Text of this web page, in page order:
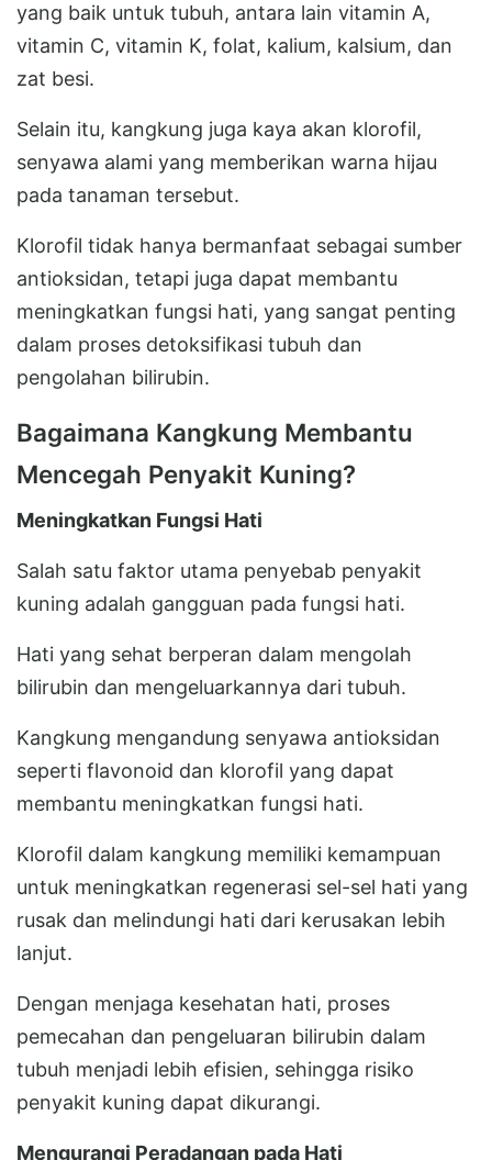
yang baik untuk tubuh, antara lain vitamin A,
vitamin C, vitamin K, folat, kalium, kalsium, dan
zat besi.
Selain itu, kangkung juga kaya akan klorofil,
senyawa alami yang memberikan warna hijau
pada tanaman tersebut.
Klorofil tidak hanya bermanfaat sebagai sumber
antioksidan, tetapi juga dapat membantu
meningkatkan fungsi hati, yang sangat penting
dalam proses detoksifikasi tubuh dan
pengolahan bilirubin.
Bagaimana Kangkung Membantu
Mencegah Penyakit Kuning?
Meningkatkan Fungsi Hati
Salah satu faktor utama penyebab penyakit
kuning adalah gangguan pada fungsi hati.
Hati yang sehat berperan dalam mengolah
bilirubin dan mengeluarkannya dari tubuh.
Kangkung mengandung senyawa antioksidan
seperti flavonoid dan klorofil yang dapat
membantu meningkatkan fungsi hati.
Klorofil dalam kangkung memiliki kemampuan
untuk meningkatkan regenerasi sel-sel hati yang
rusak dan melindungi hati dari kerusakan lebih
lanjut.
Dengan menjaga kesehatan hati, proses
pemecahan dan pengeluaran bilirubin dalam
tubuh menjadi lebih efisien, sehingga risiko
penyakit kuning dapat dikurangi.
Mengurangi Peradangan pada Hati